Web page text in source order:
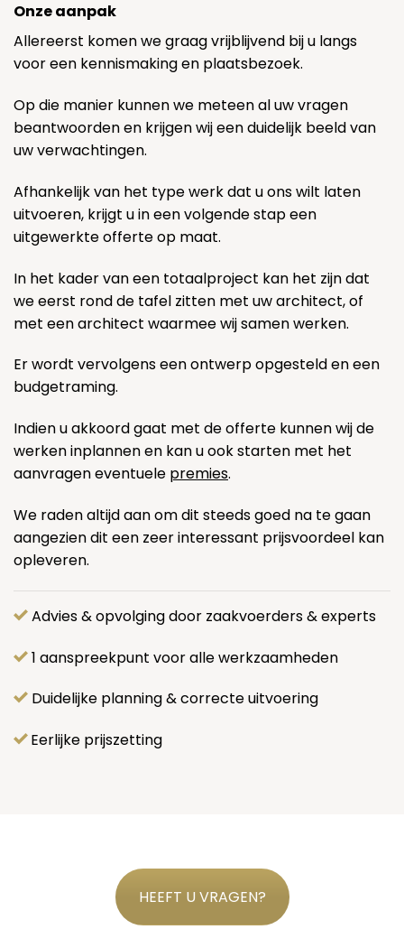
Onze aanpak
Allereerst komen we graag vrijblijvend bij u langs
voor een kennismaking en plaatsbezoek.
Op die manier kunnen we meteen al uw vragen
beantwoorden en krijgen wij een duidelijk beeld van
uw verwachtingen.
Afhankelijk van het type werk dat u ons wilt laten
uitvoeren, krijgt u in een volgende stap een
uitgewerkte offerte op maat.
In het kader van een totaalproject kan het zijn dat
we eerst rond de tafel zitten met uw architect, of
met een architect waarmee wij samen werken.
Er wordt vervolgens een ontwerp opgesteld en een
budgetraming.
Indien u akkoord gaat met de offerte kunnen wij de
werken inplannen en kan u ook starten met het
aanvragen eventuele premies.
We raden altijd aan om dit steeds goed na te gaan
aangezien dit een zeer interessant prijsvoordeel kan
opleveren.
Advies & opvolging door zaakvoerders & experts
1 aanspreekpunt voor alle werkzaamheden
Duidelijke planning & correcte uitvoering
Eerlijke prijszetting
HEEFT U VRAGEN?